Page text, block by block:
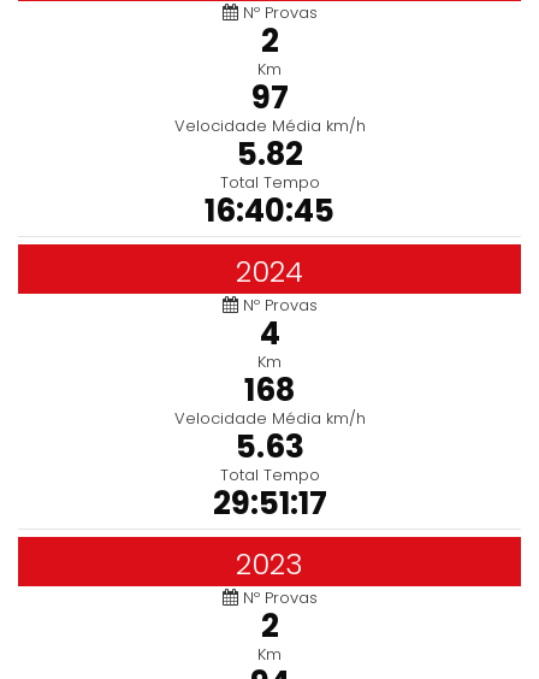
Nº Provas
2
Km
97
Velocidade Média km/h
5.82
Total Tempo
16:40:45
2024
Nº Provas
4
Km
168
Velocidade Média km/h
5.63
Total Tempo
29:51:17
2023
Nº Provas
2
Km